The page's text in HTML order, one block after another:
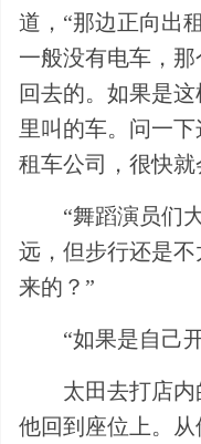
道，“那边正向出
一般没有电车，
回去的。如果是
里叫的车。问一
租车公司，很快就
“舞蹈演员们
远，但步行还是
来的？”
“如果是自己
太田去打店内
他回到座位上。